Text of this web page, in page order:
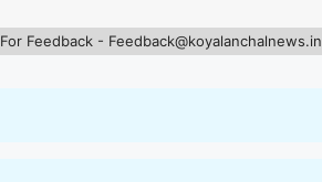
For Feedback - Feedback@koyalanchalnews.in